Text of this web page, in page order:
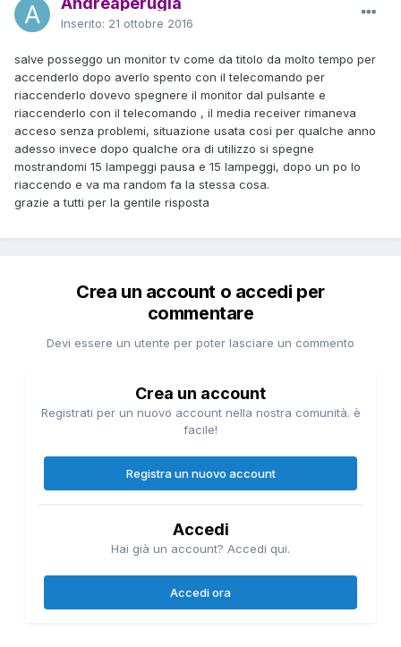
Inserito: 21 ottobre 2016
salve posseggo un monitor tv come da titolo da molto tempo per
accenderlo dopo averlo spento con il telecomando per
riaccenderlo dovevo spegnere il monitor dal pulsante e
riaccenderlo con il telecomando , il media receiver rimaneva
acceso senza problemi, situazione usata cosi per qualche anno
adesso invece dopo qualche ora di utilizzo si spegne
mostrandomi 15 lampeggi pausa e 15 lampeggi, dopo un po lo
riaccendo e va ma random fa la stessa cosa.
grazie a tutti per la gentile risposta
Crea un account o accedi per
commentare
Devi essere un utente per poter lasciare un commento
Crea un account
Registrati per un nuovo account nella nostra comunità. è
facile!
Registra un nuovo account
Accedi
Hai già un account? Accedi qui.
Accedi ora